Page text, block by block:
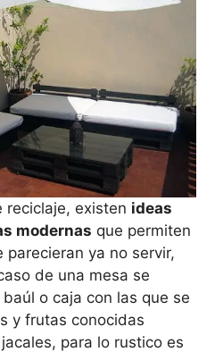
reciclaje, existen ideas
modernas que permiten
ya no servir,
de una mesa se
o caja con las que se
y frutas conocidas
para lo rustico es